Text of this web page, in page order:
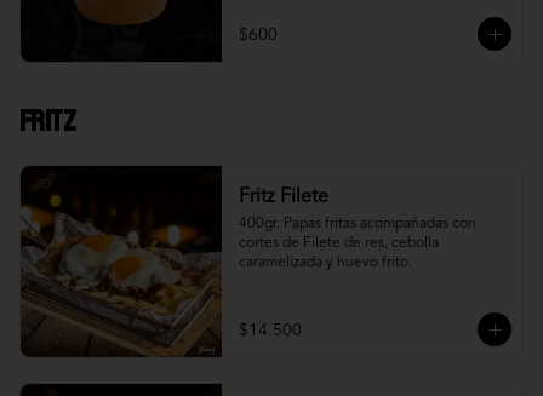
$600
Fritz
Fritz Filete
400gr. Papas fritas acompañadas con
cortes de Filete de res, cebolla
caramelizada y huevo frito.
$14.500